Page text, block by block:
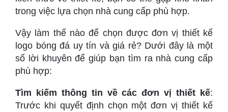
trong việc lựa chọn nhà cung cấp phù hợp.
Vậy làm thế nào để chọn được đơn vị thiết kế
logo bóng đá uy tín và giá rẻ? Dưới đây là một
số lời khuyên để giúp bạn tìm ra nhà cung cấp
phù hợp:
Tìm kiếm thông tin về các đơn vị thiết kế:
Trước khi quyết định chọn một đơn vị thiết kế